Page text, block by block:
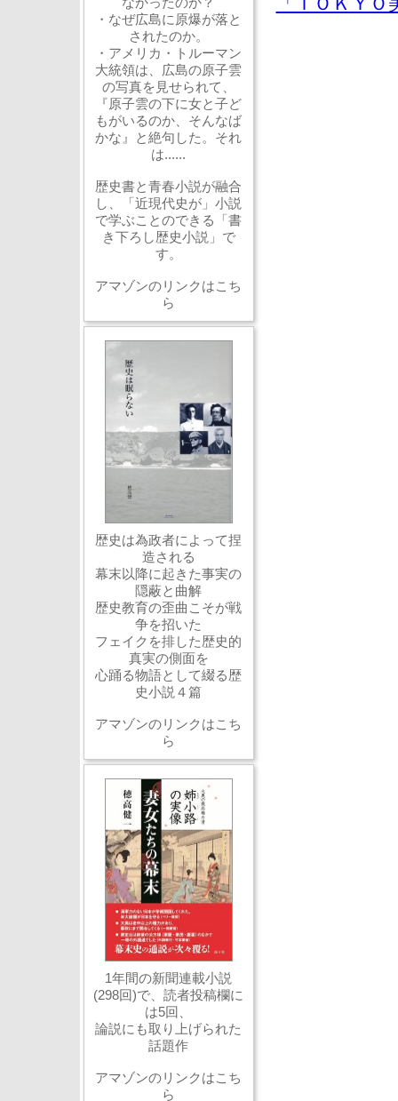
・なぜ広島に原爆が落と
されたのか。
・アメリカ・トルーマン
大統領は、広島の原子雲
の写真を見せられて、
『原子雲の下に女と子ど
もがいるのか、そんなば
かな』と絶句した。それ
は......
歴史書と青春小説が融合
し、「近現代史が」小説
で学ぶことのできる「書
き下ろし歴史小説」で
す。
アマゾンのリンクはこち
ら
歴史は為政者によって捏
造される
幕末以降に起きた事実の
隠蔽と曲解
歴史教育の歪曲こそが戦
争を招いた
フェイクを排した歴史的
真実の側面を
心踊る物語として綴る歴
史小説４篇
アマゾンのリンクはこち
ら
1年間の新聞連載小説
(298回)で、読者投稿欄に
は5回、
論説にも取り上げられた
話題作
アマゾンのリンクはこち
ら